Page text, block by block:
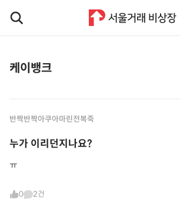
케이뱅크
반짝반짝아쿠아마린전복죽
누가 이리던지나요?
ㅠ
0 2건